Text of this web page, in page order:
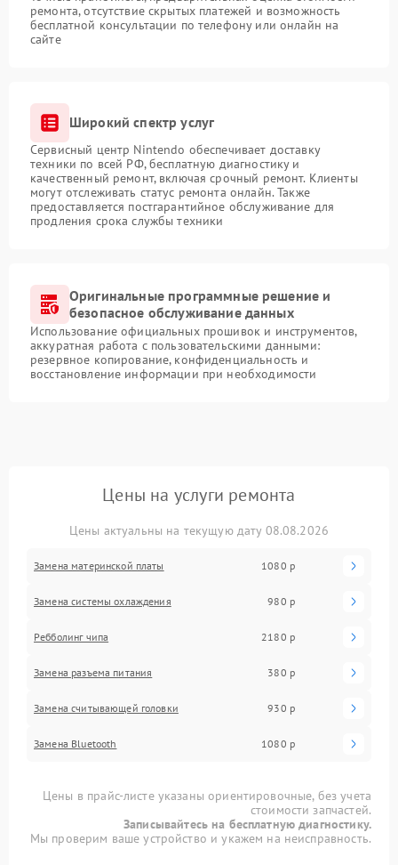
ремонта, отсутствие скрытых платежей и возможность
бесплатной консультации по телефону или онлайн на
сайте
Широкий спектр услуг
Сервисный центр Nintendo обеспечивает доставку
техники по всей РФ, бесплатную диагностику и
качественный ремонт, включая срочный ремонт. Клиенты
могут отслеживать статус ремонта онлайн. Также
предоставляется постгарантийное обслуживание для
продления срока службы техники
Оригинальные программные решение и
безопасное обслуживание данных
Использование официальных прошивок и инструментов,
аккуратная работа с пользовательскими данными:
резервное копирование, конфиденциальность и
восстановление информации при необходимости
Цены на услуги ремонта
Цены актуальны на текущую дату 08.08.2026
Замена материнской платы 1080 р
Замена системы охлаждения 980 р
Ребболинг чипа 2180 р
Замена разъема питания 380 р
Замена считывающей головки 930 р
Замена Bluetooth 1080 р
Цены в прайс-листе указаны ориентировочные, без учета
стоимости запчастей.
Записывайтесь на бесплатную диагностику.
Мы проверим ваше устройство и укажем на неисправность.